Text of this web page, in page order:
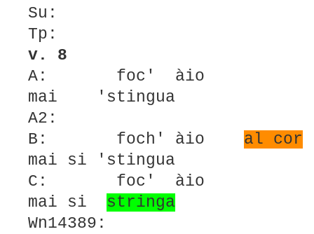
Su:
Tp:
v. 8
A: foc' àio
mai 'stingua
A2:
B: foch' àio al cor
mai si 'stingua
C: foc' àio
mai si stringa
Wn14389: